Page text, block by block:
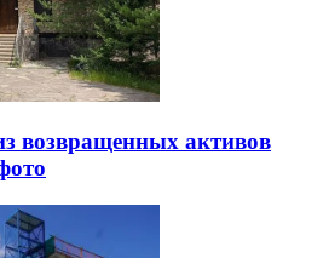
возвращенных активов